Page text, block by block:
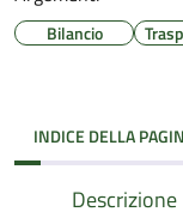
Bilancio
INDICE DELLA
Descrizione